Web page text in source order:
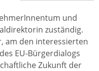
und
zuständig.
am den interessierten
EU-Bürgerdialogs
Zukunft der